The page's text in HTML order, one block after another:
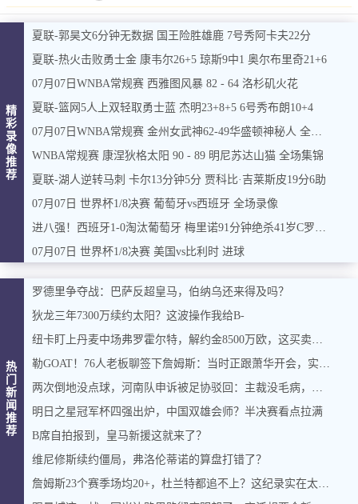
精
彩
录
像
推
荐
夏联-郭昊文6分钟无数据 国王险胜雄鹿 7号秀阿卡夫22分
夏联-热火击败勇士金 康韦尔26+5 琼斯9中1 奥尔布里奇21+6
07月07日WNBA常规赛 西雅图风暴 82 - 64 洛杉矶火花
夏联-篮网5人上双轻取勇士蓝 杰明23+8+5 6号秀布朗10+4
07月07日WNBA常规赛 金州女武神62-49华盛顿神秘人 全场集锦
WNBA常规赛 康涅狄格太阳 90 - 89 明尼苏达山猫 全场集锦
夏联-湖人逆转马刺 卡尔13分钟5分 贾科比·吉莱斯皮19分6助
07月07日 世界杯1/8决赛 葡萄牙vs西班牙 全场录像
进八强！西班牙1-0淘汰葡萄牙 梅里诺91分钟绝杀41岁C罗最后一舞
07月07日 世界杯1/8决赛 美国vs比利时 进球
热
门
新
闻
推
荐
罗德里争夺战：巴萨反超皇马，伯纳乌还来得及吗？
狄龙三年7300万续约太阳？这波操作我给B-
纽卡盯上丹麦中场弗罗霍尔特，解约金8500万欧，这买卖能成吗？
勒GOAT！76人老板聊签下詹姆斯：当时正跟萧华开会，实在憋不住，直接打断走人
两次倒地没点球，河南队申诉被足协驳回：主裁没毛病，英博没占便宜
明日之星冠军杯四强出炉，中国双雄会师？半决赛看点拉满
B席自拍报到，皇马新援这就来了？
维尼修斯续约僵局，弗洛伦蒂诺的算盘打错了？
詹姆斯23个赛季场均20+，杜兰特都追不上？这纪录实在太硬了